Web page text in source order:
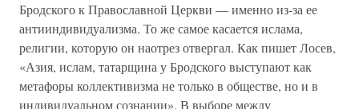
Бродского к Православной Церкви — именно из-за ее
антииндивидуализма. То же самое касается ислама,
религии, которую он наотрез отвергал. Как пишет Лосев,
«Азия, ислам, татарщина у Бродского выступают как
метафоры коллективизма не только в обществе, но и в
индивидуальном сознании». В выборе между